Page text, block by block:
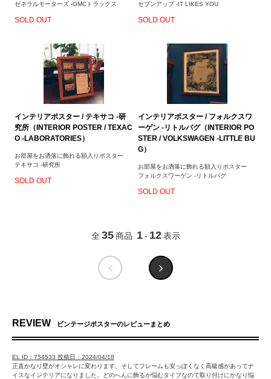
ゼネラルモーターズ -GMCトラックス
SOLD OUT
セブンアップ -IT LIKES YOU
SOLD OUT
インテリアポスター / テキサコ -研
究所（INTERIOR POSTER / TEXAC
O -LABORATORIES）
お部屋をお洒落に飾れる額入りポスター
テキサコ -研究所
SOLD OUT
インテリアポスター / フォルクスワ
ーゲン -リトルバグ（INTERIOR PO
STER / VOLKSWAGEN -LITTLE BU
G）
お部屋をお洒落に飾れる額入りポスター
フォルクスワーゲン -リトルバグ
SOLD OUT
全 35 商品 1 - 12 表示
REVIEW ビンテージポスターのレビューまとめ
EL ID：754533 投稿日：2024/04/18
正直かなり壁がオシャレに変わります。そしてフレームも安っぽくなく高級感があってナ
イスなインテリアになりました。どのへんに飾るか悩むタイプなので取り付けにかなり悩